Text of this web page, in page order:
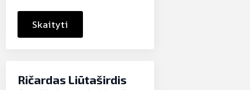
Skaityti
Ričardas Liūtaširdis